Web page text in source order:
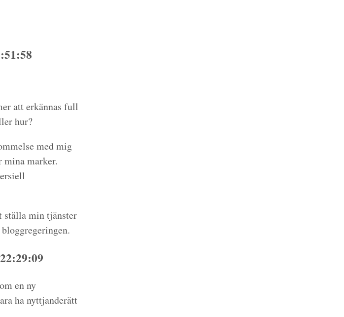
att erkännas full
hur?
med mig
mina marker.
ställa min tjänster
en ny
ha nyttjanderätt